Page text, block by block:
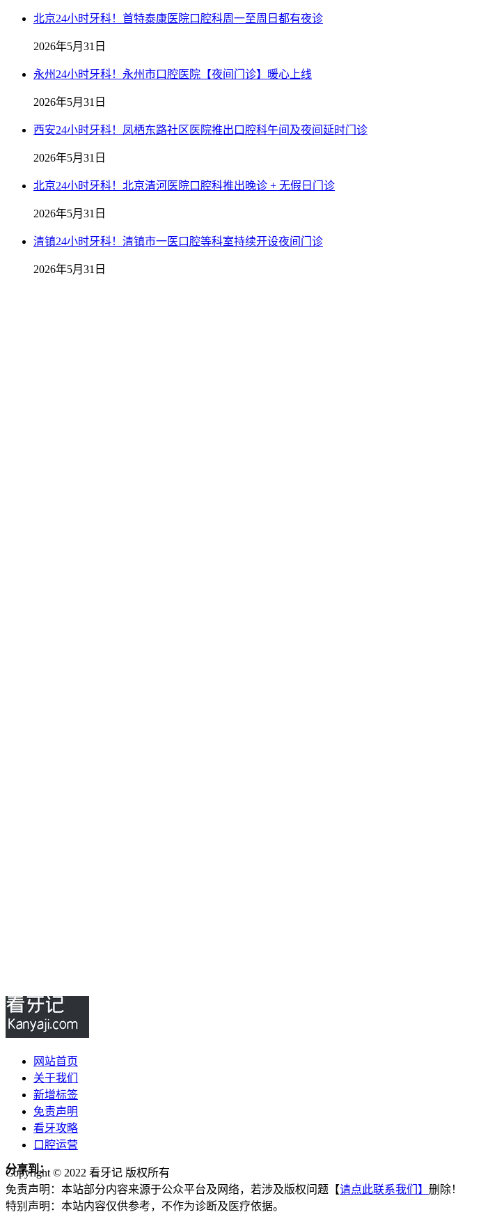
北京24小时牙科！首特泰康医院口腔科周一至周日都有夜诊
2026年5月31日
永州24小时牙科！永州市口腔医院【夜间门诊】暖心上线
2026年5月31日
西安24小时牙科！凤栖东路社区医院推出口腔科午间及夜间延时门诊
2026年5月31日
北京24小时牙科！北京清河医院口腔科推出晚诊 + 无假日门诊
2026年5月31日
清镇24小时牙科！清镇市一医口腔等科室持续开设夜间门诊
2026年5月31日
网站首页
关于我们
新增标签
免责声明
看牙攻略
口腔运营
Copyright © 2022 看牙记 版权所有
免责声明：本站部分内容来源于公众平台及网络，若涉及版权问题【请点此联系我们 】 删除！
特别声明：本站内容仅供参考，不作为诊断及医疗依据。
分享到：